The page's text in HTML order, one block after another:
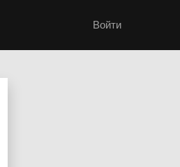
Войти